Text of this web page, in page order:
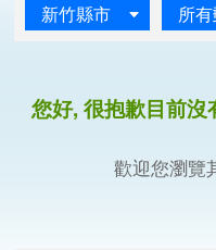
新竹縣市 所
您好, 很抱歉目前
歡迎您瀏覽